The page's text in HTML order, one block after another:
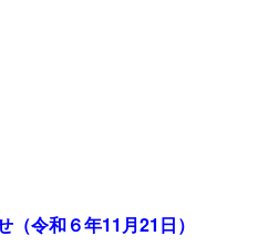
令和６年11月21日）